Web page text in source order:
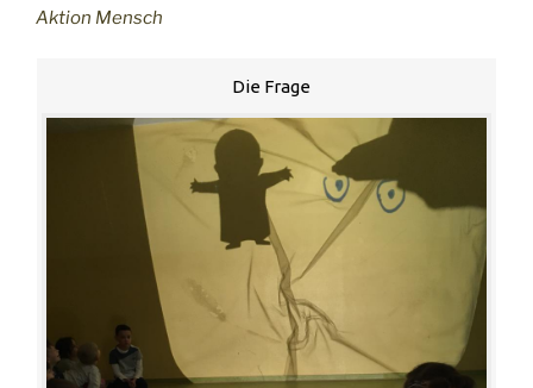
Aktion Mensch
Die Frage